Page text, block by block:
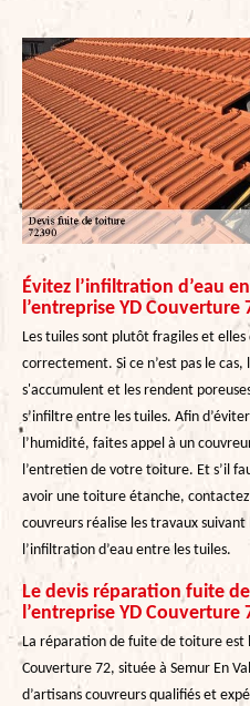
Évitez l’infiltration d’eau
l’entreprise YD Couverture
Les tuiles sont plutôt fragiles et
correctement. Si ce n’est pas le
s'accumulent et les rendent
s’infiltre entre les tuiles. Afin
l’humidité, faites appel à un
l’entretien de votre toiture. Et s’il
avoir une toiture étanche,
couvreurs réalise les travaux
l’infiltration d’eau entre les tuiles.
Le devis réparation fuite
l’entreprise YD Couverture
La réparation de fuite de toiture est
Couverture 72, située à Semur En
d’artisans couvreurs qualifiés et